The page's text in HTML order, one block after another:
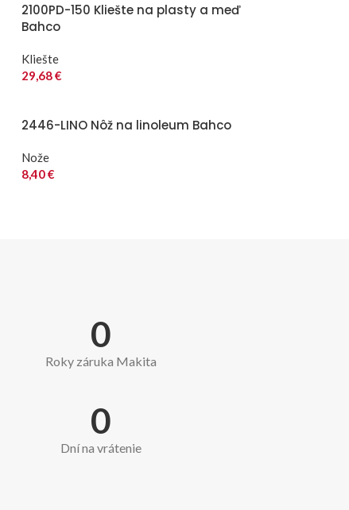
2100PD-150 Kliešte na plasty a meď
Bahco
Kliešte
29,68€
2446-LINO Nôž na linoleum Bahco
Nože
8,40€
0
Roky záruka Makita
0
Dní na vrátenie